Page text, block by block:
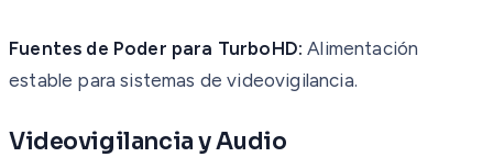
Fuentes de Poder para TurboHD: Alimentación
estable para sistemas de videovigilancia.
Videovigilancia y Audio